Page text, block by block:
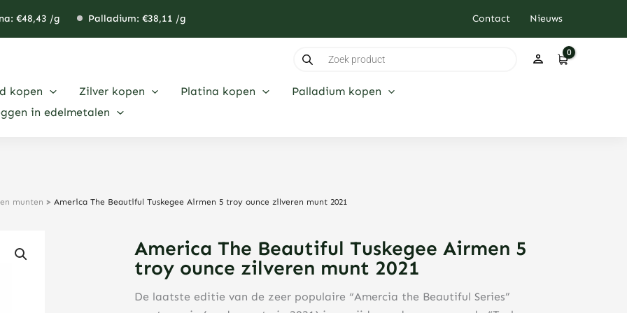
€48,43 /g Palladium: €38,11 /g Contact Nieuws
zoeken
kopen Zilver kopen Platina kopen
Palladium kopen
in edelmetalen
munten > America The Beautiful Tuskegee Airmen 5 troy ounce zilveren munt 2021
America The Beautiful Tuskegee Airmen 5
troy ounce zilveren munt 2021
De laatste editie van de zeer populaire “Amercia the Beautiful Series”